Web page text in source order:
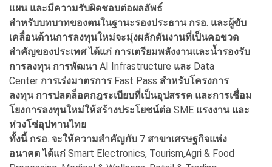
แผน และมีความรับผิดชอบต่อผลลัพธ์
สำหรับบทบาทของตนในฐานะรองประธาน กรอ. และผู้ขับ
เคลื่อนด้านการลงทุนใหม่จะมุ่งผลักดันงานที่เป็นคอขวด
สำคัญของประเทศ ได้แก่ การเตรียมพลังงานและน้ำรองรับ
การลงทุน การพัฒนา AI Infrastructure และ Data
Center การเร่งมาตรการ Fast Pass สำหรับโครงการ
ลงทุน การปลดล็อคกฎระเบียบที่เป็นอุปสรรค และการเชื่อม
โยงการลงทุนใหม่ให้สร้างประโยชน์ต่อ SME แรงงาน และ
ห่วงโซ่อุปทานไทย
ทั้งนี้ กรอ. จะให้ความสำคัญกับ 7 สาขาเศรษฐกิจแห่ง
อนาคต ได้แก่ Smart Electronics, Tourism,Agri & Food